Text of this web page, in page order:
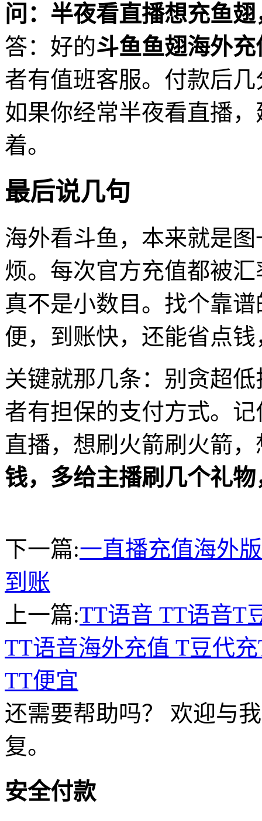
问：半夜看直播想充鱼
答：好的斗鱼鱼翅海外充
者有值班客服。付款后
如果你经常半夜看直播
着。
最后说几句
海外看斗鱼，本来就是
烦。每次官方充值都被
真不是小数目。找个靠谱
便，到账快，还能省点
关键就那几条：别贪超
者有担保的支付方式。
直播，想刷火箭刷火箭
钱，多给主播刷几个礼
下一篇:一直播充值海外
到账
上一篇:TT语音 TT语音T
TT语音海外充值 T豆代
TT便宜
还需要帮助吗？ 欢迎与
复。
安全付款